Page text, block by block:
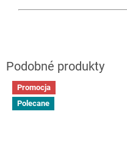
Promocja
Polecane